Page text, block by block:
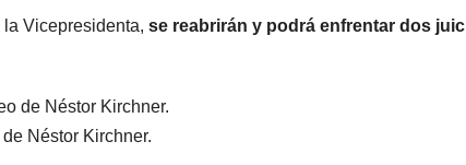
Vicepresidenta, se reabrirán y podrá enfrentar dos
Néstor Kirchner.